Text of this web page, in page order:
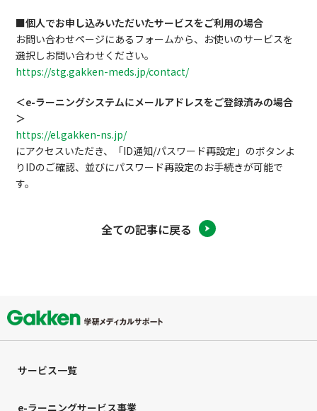
■個人でお申し込みいただいたサービスをご利用の場合
お問い合わせページにあるフォームから、お使いのサービスを
選択しお問い合わせください。
https://stg.gakken-meds.jp/contact/
＜e-ラーニングシステムにメールアドレスをご登録済みの場合
＞
https://el.gakken-ns.jp/
にアクセスいただき、「ID通知/パスワード再設定」のボタンよ
りIDのご確認、並びにパスワード再設定のお手続きが可能で
す。
全ての記事に戻る
サービス一覧
e-ラーニングサービス事業